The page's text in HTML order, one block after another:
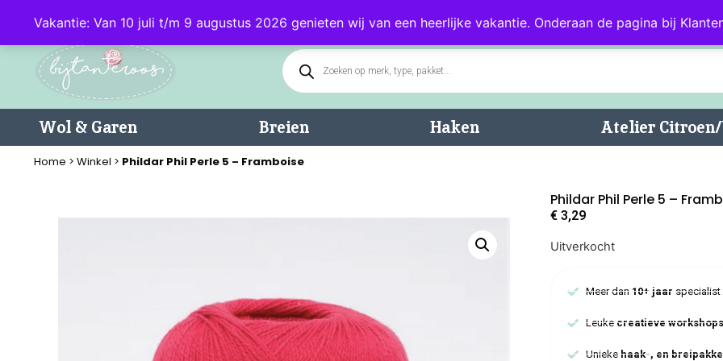
Vakantie: Van 10 juli t/m 9 augustus 2026 genieten wij van een heerlijke vakantie. Onderaan de pagina bij
Blog Klantenservice
Wol & Garen Breien Haken Atelier
Home > Winkel > Phildar Phil Perle 5 – Framboise
Phildar Phil Perle 5 –
€ 3,29
Uitverkocht
Meer dan 10+ jaar specialist
Leuke creatieve workshops
Uniekehaak-, en